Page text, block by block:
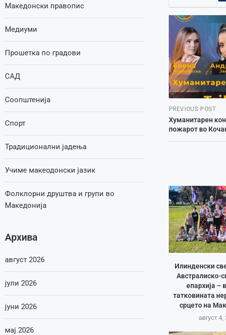
PREVIOUS POST
Хуманитарен
пожарот во
Илинденски
Австралиско-
епархија –
татковината
срцето на
август 4,
Македонски правопис
Медиуми
Прошетка по градови
САД
Соопштенија
Спорт
Традиционални јадења
Учиме макеодонски јазик
Фолклорни друштва и групи во
Македонија
Архива
август 2026
јули 2026
јуни 2026
мај 2026